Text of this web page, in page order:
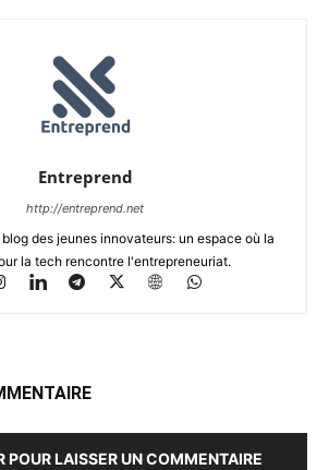
Entreprend
http://entreprend.net
des jeunes innovateurs: un espace où la
la tech rencontre l'entrepreneuriat.
POUR LAISSER UN COMMENTAIRE